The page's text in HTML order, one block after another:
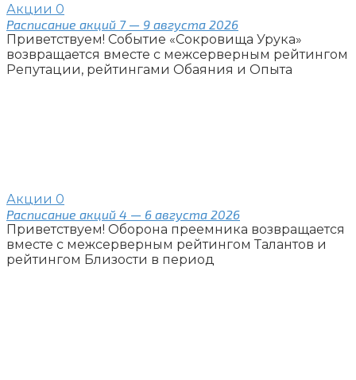
Акции 0
Расписание акций 7 — 9 августа 2026
Приветствуем! Событие «Сокровища Урука»
возвращается вместе с межсерверным рейтингом
Репутации, рейтингами Обаяния и Опыта
Акции 0
Расписание акций 4 — 6 августа 2026
Приветствуем! Оборона преемника возвращается
вместе с межсерверным рейтингом Талантов и
рейтингом Близости в период